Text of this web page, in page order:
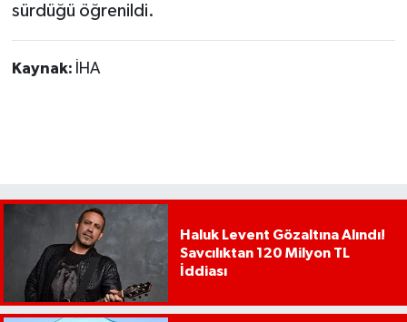
sürdüğü öğrenildi.
Kaynak: İHA
Haluk Levent Gözaltına Alındı!
Savcılıktan 120 Milyon TL
İddiası